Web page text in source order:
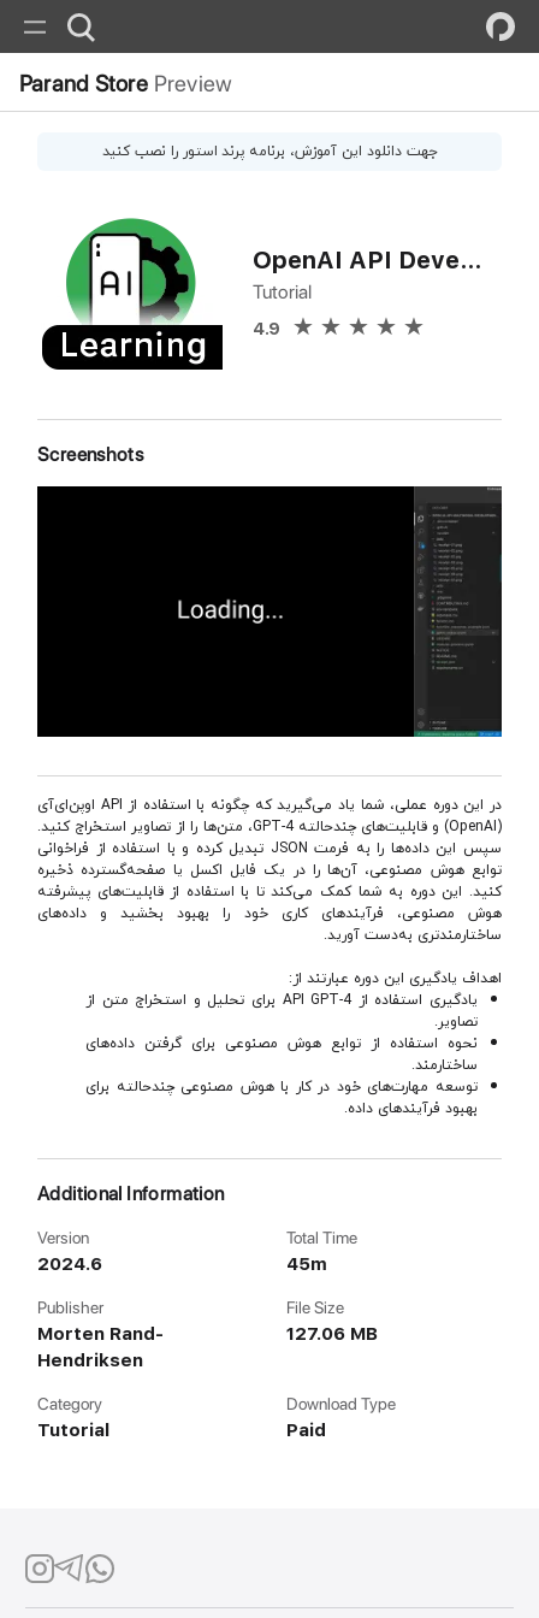
Parand Store Preview
جهت دانلود این آموزش، برنامه پرند استور را نصب کنید
OpenAI API Development with GPT
Tutorial
4.9
Screenshots
در این دوره عملی، شما یاد می‌گیرید که چگونه با استفاده از API اوپن‌ای‌آی
(OpenAI) و قابلیت‌های چندحالته GPT-4، متن‌ها را از تصاویر استخراج کنید.
سپس این داده‌ها را به فرمت JSON تبدیل کرده و با استفاده از فراخوانی
توابع هوش مصنوعی، آن‌ها را در یک فایل اکسل یا صفحه‌گسترده ذخیره
کنید. این دوره به شما کمک می‌کند تا با استفاده از قابلیت‌های پیشرفته
هوش مصنوعی، فرآیندهای کاری خود را بهبود بخشید و داده‌های
ساختارمندتری به‌دست آورید.
اهداف یادگیری این دوره عبارتند از:
یادگیری استفاده از API GPT-4 برای تحلیل و استخراج متن از
تصاویر.
نحوه استفاده از توابع هوش مصنوعی برای گرفتن داده‌های
ساختارمند.
توسعه مهارت‌های خود در کار با هوش مصنوعی چندحالته برای
بهبود فرآیندهای داده.
Additional Information
Version
2024.6
Total Time
45m
Publisher
Morten Rand-
Hendriksen
File Size
127.06 MB
Category
Tutorial
Download Type
Paid